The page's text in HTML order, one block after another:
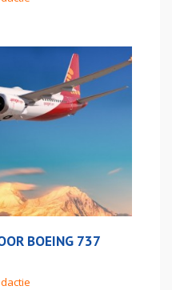
BOEING 737